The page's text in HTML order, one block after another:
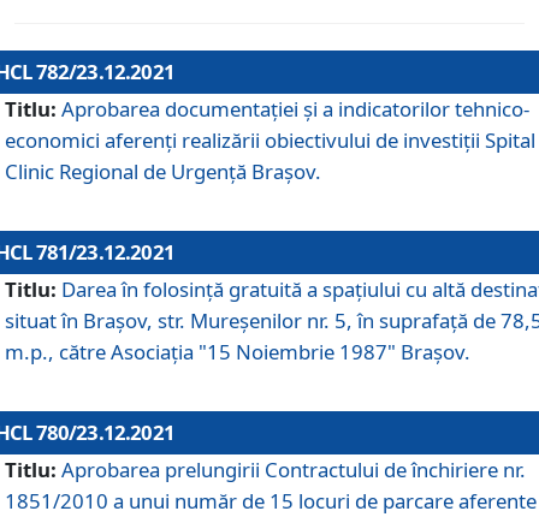
782/23.12.2021
Titlu: Aprobarea documentației și a indicatorilor tehnico-
economici aferenți realizării obiectivului de investiții Spital
Clinic Regional de Urgență Brașov.
781/23.12.2021
Titlu: Darea în folosinţă gratuită a spaţiului cu altă
situat în Braşov, str. Mureşenilor nr. 5, în suprafaţă de
m.p., către Asociaţia "15 Noiembrie 1987" Braşov.
780/23.12.2021
Titlu: Aprobarea prelungirii Contractului de închiriere nr.
1851/2010 a unui număr de 15 locuri de parcare aferente